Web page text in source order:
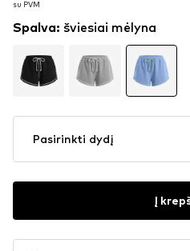
su PVM
su PVM
Spalva: šviesiai mėlyna
Pasirinkti dydį
Į